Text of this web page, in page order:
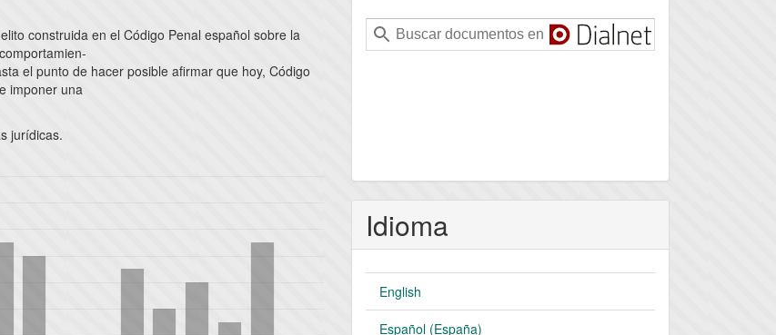
construida en el Código Penal español sobre la
el punto de hacer posible afirmar que hoy, Código
imponer una
jurídicas.
Idioma
English
Español (España)